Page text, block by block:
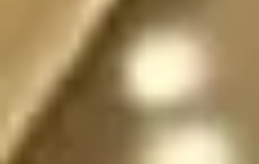
sexo, por lo que se
pueden mostrar en su
forma divina femenina
o masculina, y pueden
cambiar de forma y